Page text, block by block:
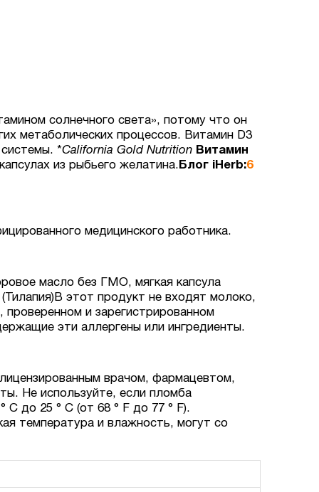
солнечного света», потому что он
метаболических процессов. Витамин D3
*California Gold Nutrition Витамин
из рыбьего желатина. Блог iHerb:6
медицинского работника.
масло без ГМО, мягкая капсула
этот продукт не входят молоко,
и зарегистрированном
эти аллергены или ингредиенты.
врачом, фармацевтом,
Не используйте, если пломба
до 25 ° C (от 68 ° F до 77 ° F).
температура и влажность, могут со